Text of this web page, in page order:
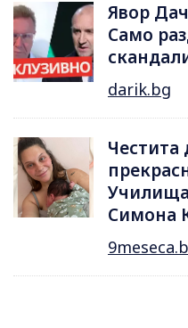
Явор
Само
darik.bg
Симона